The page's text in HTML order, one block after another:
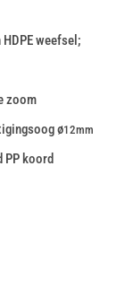
weefsel;
zoom
ø12mm
PP koord